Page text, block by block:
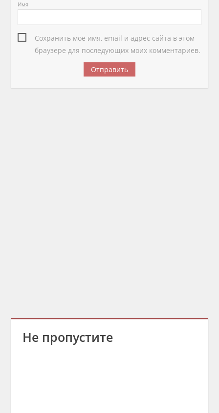
Имя
Сохранить моё имя, email и адрес сайта в этом
браузере для последующих моих комментариев.
Не пропустите